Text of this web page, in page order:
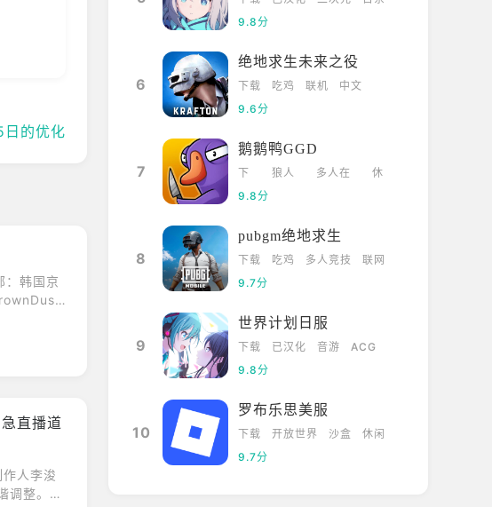
日的优化
：韩国京
10《合龙
直播道
人李浚
调整。直
9.8分
6
绝地求生未来之役
下载 吃鸡 联机
中文
9.6分
7
鹅鹅鸭GGD
下
载
狼人
多人在
休
9.8分
8
pubgm绝地求生
下载 吃鸡 多人竞技
联网
9.7分
9
世界计划日服
下载 已汉化 音游
ACG
9.8分
10
罗布乐思美服
下载 开放世界 沙盒
休闲
9.7分